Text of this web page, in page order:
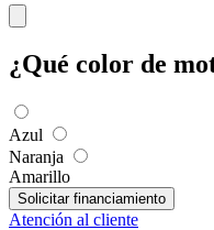
¿Qué color de
Azul
Naranja
Amarillo
Solicitar financiamiento
Atención al cliente